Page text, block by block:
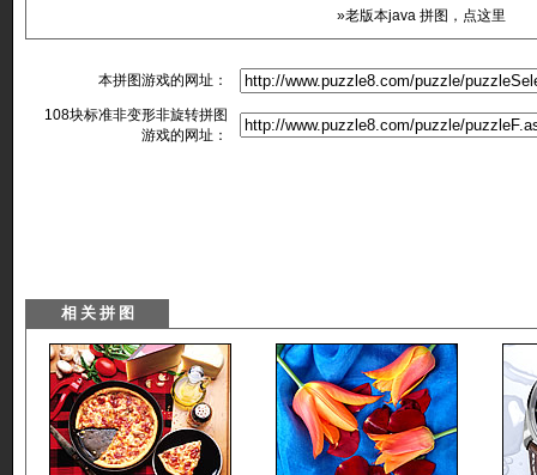
»老版本java 拼图，点这里
本拼图游戏的网址：
108块标准非变形非旋转拼图
游戏的网址：